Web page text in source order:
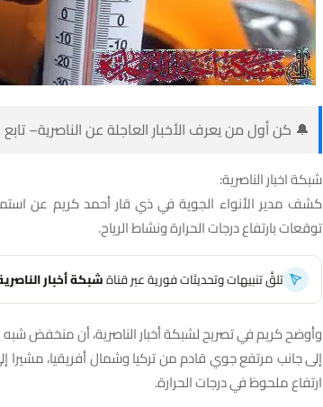
🔔 كن أول من يعرف الأخبار العاجلة عن الناصرية–
شبكة اخبار الناصرية:
كشف مدير الأنواء الجوية في ذي قار أحمد كريم عن
توقعات بارتفاع درجات الحرارة ونشاط الرياح.
تلقَّ تنبيهات وتحديثات فورية عبر قناةشبكة أخبار
وأوضح كريم في تصريح لشبكة أخبار الناصرية، أن منخفض شبه
إلى جانب مرتفع جوي قادم من تركيا وشمال أفريقيا، مشيرا
ارتفاع ملحوظ في درجات الحرارة.